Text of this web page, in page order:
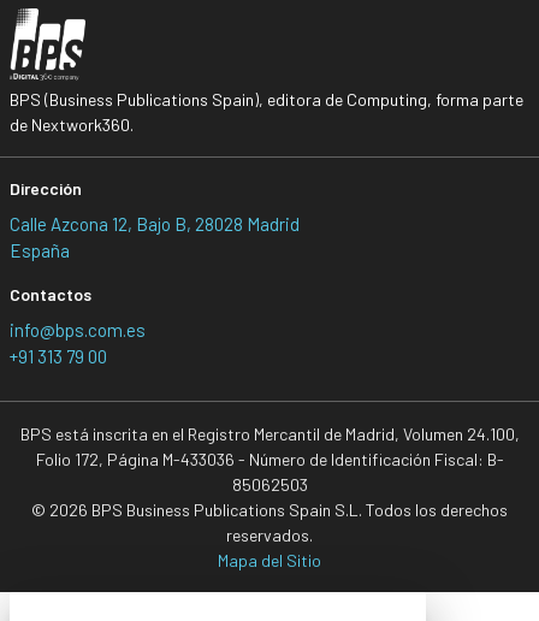
BPS (Business Publications Spain), editora de Computing, forma parte
de Nextwork360.
Dirección
Calle Azcona 12, Bajo B, 28028 Madrid
España
Contactos
info@bps.com.es
+91 313 79 00
BPS está inscrita en el Registro Mercantil de Madrid, Volumen 24.100,
Folio 172, Página M-433036 - Número de Identificación Fiscal: B-
85062503
© 2026 BPS Business Publications Spain S.L. Todos los derechos
reservados.
Mapa del Sitio